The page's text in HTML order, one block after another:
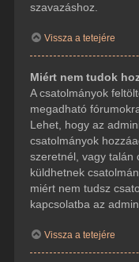
szavazáshoz.
Vissza a tetejére
Miért nem tudok
A csatolmányok
megadható
Lehet, hogy az
csatolmányok
szeretnél, vagy talán
küldhetnek
miért nem tudsz
kapcsolatba az
Vissza a tetejére